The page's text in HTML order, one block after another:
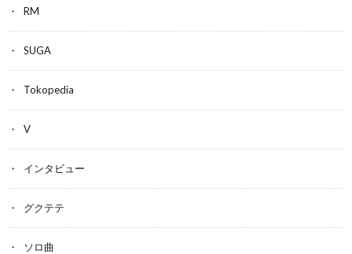
RM
SUGA
Tokopedia
V
インタビュー
グクテテ
ソロ曲